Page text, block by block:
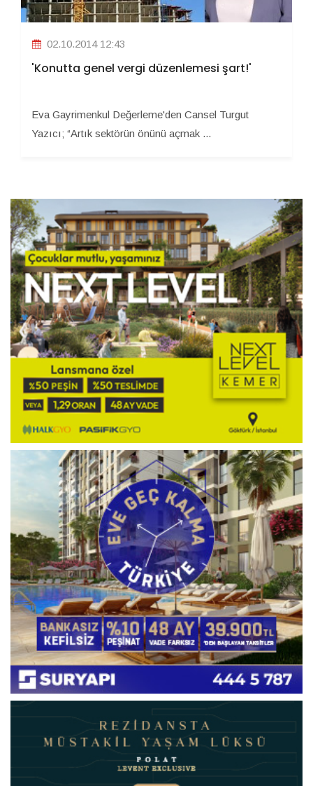
02.10.2014 12:43
'Konutta genel vergi düzenlemesi şart!'
Eva Gayrimenkul Değerleme'den Cansel Turgut
Yazıcı; “Artık sektörün önünü açmak ...